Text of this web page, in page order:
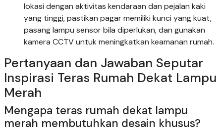
lokasi dengan aktivitas kendaraan dan pejalan kaki
yang tinggi, pastikan pagar memiliki kunci yang kuat,
pasang lampu sensor bila diperlukan, dan gunakan
kamera CCTV untuk meningkatkan keamanan rumah.
Pertanyaan dan Jawaban Seputar
Inspirasi Teras Rumah Dekat Lampu
Merah
Mengapa teras rumah dekat lampu
merah membutuhkan desain khusus?